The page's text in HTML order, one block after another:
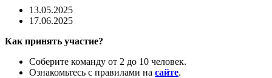
13.05.2025
17.06.2025
Как принять участие?
Соберите команду от 2 до 10 человек.
Ознакомьтесь с правилами на сайте.